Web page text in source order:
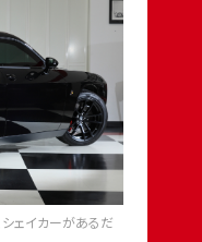
ェイカーがあるだ